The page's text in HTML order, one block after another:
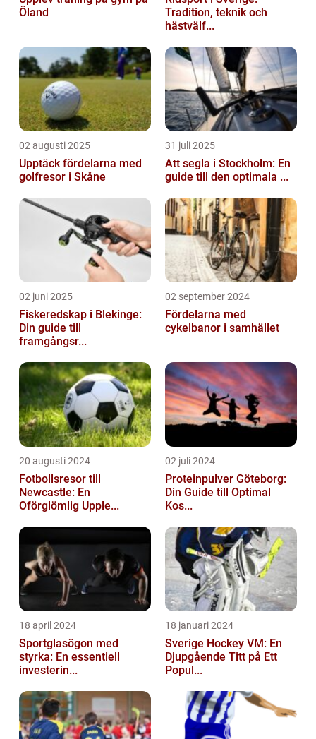
Öland
Tradition, teknik och
hästvälf...
02 augusti 2025
Upptäck fördelarna med
golfresor i Skåne
31 juli 2025
Att segla i Stockholm: En
guide till den optimala ...
02 juni 2025
Fiskeredskap i Blekinge:
Din guide till
framgångsr...
02 september 2024
Fördelarna med
cykelbanor i samhället
20 augusti 2024
Fotbollsresor till
Newcastle: En
Oförglömlig Upple...
02 juli 2024
Proteinpulver Göteborg:
Din Guide till Optimal
Kos...
18 april 2024
Sportglasögon med
styrka: En essentiell
investerin...
18 januari 2024
Sverige Hockey VM: En
Djupgående Titt på Ett
Popul...